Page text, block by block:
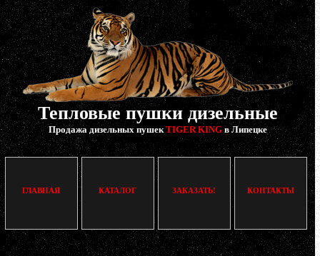
Тепловые пушки дизельные
Продажа дизельных пушекTIGER KINGв Липецке
ГЛАВНАЯ КАТАЛОГ ЗАКАЗАТЬ! КОНТАКТЫ